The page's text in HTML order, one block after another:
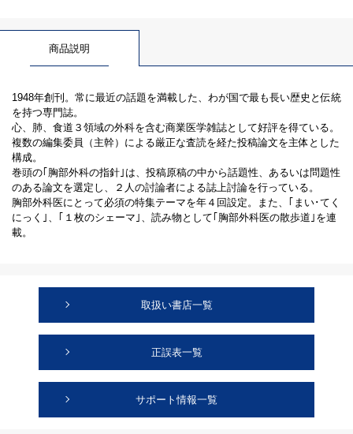
商品説明
1948年創刊。常に最近の話題を満載した、わが国で最も長い歴史と伝統
を持つ専門誌。
心、肺、食道３領域の外科を含む商業医学雑誌として好評を得ている。
複数の編集委員（主幹）による厳正な査読を経た投稿論文を主体とした
構成。
巻頭の｢胸部外科の指針｣は、投稿原稿の中から話題性、あるいは問題性
のある論文を選定し、２人の討論者による誌上討論を行っている。
胸部外科医にとって必須の特集テーマを年４回設定。また、｢まい･てく
にっく｣、｢１枚のシェーマ｣、読み物として｢胸部外科医の散歩道｣を連
載。
取扱い書店一覧
正誤表一覧
サポート情報一覧